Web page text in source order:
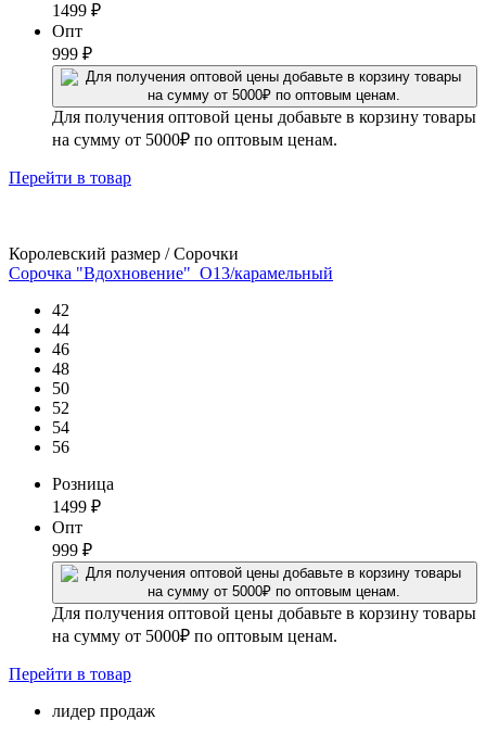
1499 ₽
Опт
999 ₽
Для получения оптовой цены добавьте в корзину товары
на сумму от 5000₽ по оптовым ценам.
Перейти в товар
Королевский размер / Сорочки
Сорочка "Вдохновение"_О13/карамельный
42
44
46
48
50
52
54
56
Розница
1499 ₽
Опт
999 ₽
Для получения оптовой цены добавьте в корзину товары
на сумму от 5000₽ по оптовым ценам.
Перейти в товар
лидер продаж